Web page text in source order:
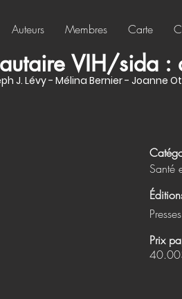
Auteurs Membres Carte
VIH/sida :
J. Lévy - Mélina Bernier - Joanne
Santé
Prix